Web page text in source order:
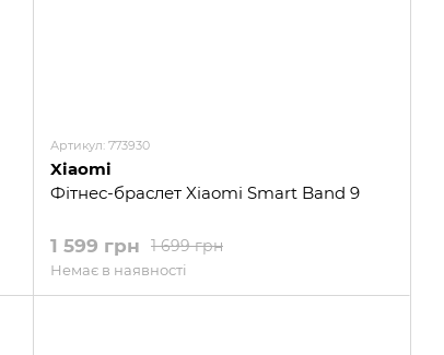
Артикул: 773930
Xiaomi
Фітнес-браслет Xiaomi Smart Band 9
1 699 грн
1 599 грн
Немає в наявності